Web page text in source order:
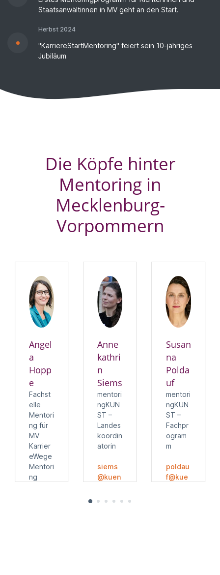
Staatsanwältinnen in MV geht an den Start.
Herbst 2024
"KarriereStartMentoring" feiert sein 10-jähriges
Jubiläum
Die Köpfe hinter
Mentoring in
Mecklenburg-
Vorpommern
Angel
a
Hopp
e
Fachst
elle
Mentori
ng für
MV
Karrier
eWege
Mentori
ng
Anne
kathri
n
Siems
mentori
ngKUN
ST –
Landes
koordin
atorin
siems
@kuen
Susan
na
Polda
uf
mentori
ngKUN
ST –
Fachpr
ogram
m
poldau
f@kue